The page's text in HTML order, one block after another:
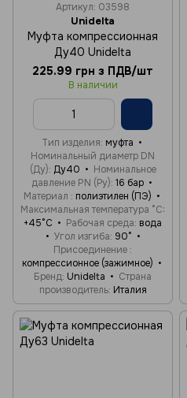
Артикул: 03598
Unidelta
Муфта компрессионная
Ду40 Unidelta
225.99 грн з ПДВ/шт
В наличии
Тип изделия муфта
Номинальный диаметр DN
(Ду) Ду40
Номинальное
давление PN (Ру) 16 бар
Материал
полиэтилен (ПЭ)
Максимальная температура °C
+45°C
Рабочая среда вода
Угол изгиба 90°
Присоединение
компрессионное (зажимное)
Бренд Unidelta
Страна
производитель Италия